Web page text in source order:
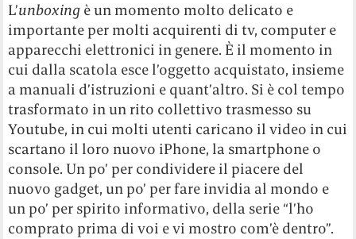
L’unboxing è un momento molto delicato e
importante per molti acquirenti di tv, computer e
apparecchi elettronici in genere. È il momento in
cui dalla scatola esce l’oggetto acquistato, insieme
a manuali d’istruzioni e quant’altro. Si è col tempo
trasformato in un rito collettivo trasmesso su
Youtube, in cui molti utenti caricano il video in cui
scartano il loro nuovo iPhone, la smartphone o
console. Un po’ per condividere il piacere del
nuovo gadget, un po’ per fare invidia al mondo e
un po’ per spirito informativo, della serie “l’ho
comprato prima di voi e vi mostro com’è dentro”.